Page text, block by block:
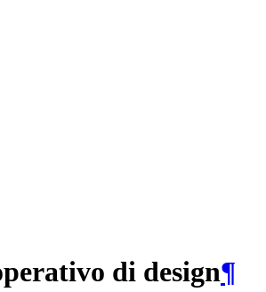
di design¶